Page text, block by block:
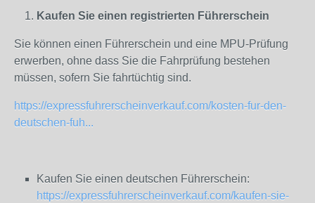
Kaufen Sie einen registrierten Führerschein
Sie können einen Führerschein und eine MPU-Prüfung
erwerben, ohne dass Sie die Fahrprüfung bestehen
müssen, sofern Sie fahrtüchtig sind.
https://expressfuhrerscheinverkauf.com/kosten-fur-den-
deutschen-fuh...
Kaufen Sie einen deutschen Führerschein:
https://expressfuhrerscheinverkauf.com/kaufen-sie-